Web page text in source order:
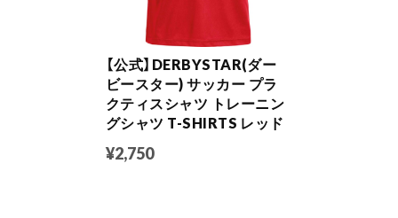
【公式】DERBYSTAR(ダー
ビースター) サッカー プラ
クティスシャツ トレーニン
グシャツ T-SHIRTS レッド
¥2,750